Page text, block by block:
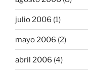
julio 2006 (1)
mayo 2006 (2)
abril 2006 (4)